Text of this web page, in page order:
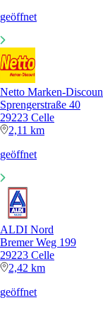
geöffnet
Netto Marken-
Sprengerstraße 40
29223 Celle
2,11 km
geöffnet
ALDI Nord
Bremer Weg 199
29223 Celle
2,42 km
geöffnet